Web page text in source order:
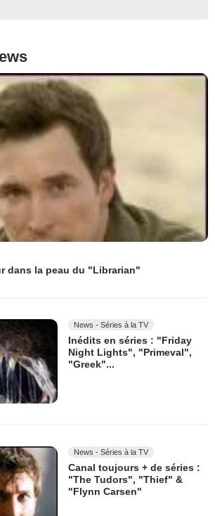
dans la peau du "Librarian"
News - Séries à la TV
Inédits en séries : "Friday
Night Lights", "Primeval",
"Greek"...
News - Séries à la TV
Canal toujours + de séries :
"The Tudors", "Thief" &
"Flynn Carsen"